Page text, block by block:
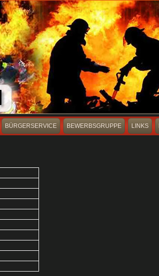
BÜRGERSERVICE BEWERBSGRUPPE LINKS